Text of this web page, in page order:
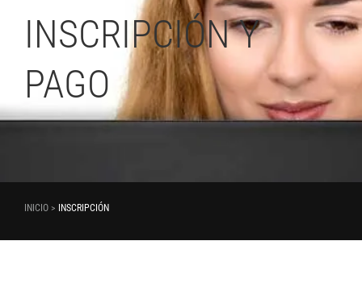
INSCRIPCIÓN Y
PAGO
INICIO > INSCRIPCIÓN